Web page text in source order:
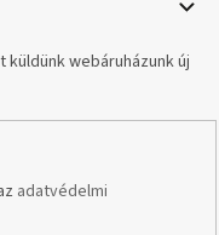
webáruházunk új
adatvédelmi